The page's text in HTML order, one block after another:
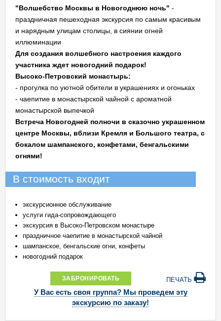
"Волшебство Москвы в Новогоднюю ночь" -
праздничная пешеходная экскурсия по самым красивым
и нарядным улицам столицы, в сиянии огней
иллюминации
Для создания волшебного настроения каждого
участника ждет новогодний подарок!
Высоко-Петровский монастырь:
- прогулка по уютной обители в украшениях и огоньках
- чаепитие в монастырской чайной с ароматной
монастырской выпечкой
Встреча Новогодней полночи в сказочно украшенном
центре Москвы, вблизи Кремля и Большого театра, с
бокалом шампанского, конфетами, бенгальскими
огнями!
В стоимость входит
экскурсионное обслуживание
услуги гида-сопровождающего
экскурсия в Высоко-Петровском монастыре
праздничное чаепитие в монастырской чайной
шампанское, бенгальские огни, конфеты
новогодний подарок
ЗАБРОНИРОВАТЬ ПЕЧАТЬ
У Вас есть своя группа? Мы проведем эту
экскурсию по заказу!